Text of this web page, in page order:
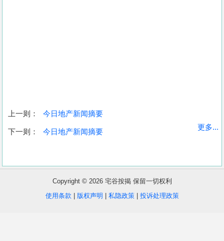
收
盘
上一则： 今日地产新闻摘要
下一则： 今日地产新闻摘要
更多...
Copyright © 2026 宅谷按揭 保留一切权利
使用条款
版权声明 私隐政策| 投诉处理政策